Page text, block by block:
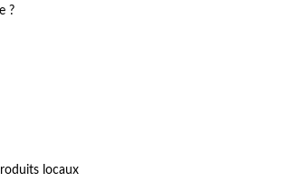
?
locaux